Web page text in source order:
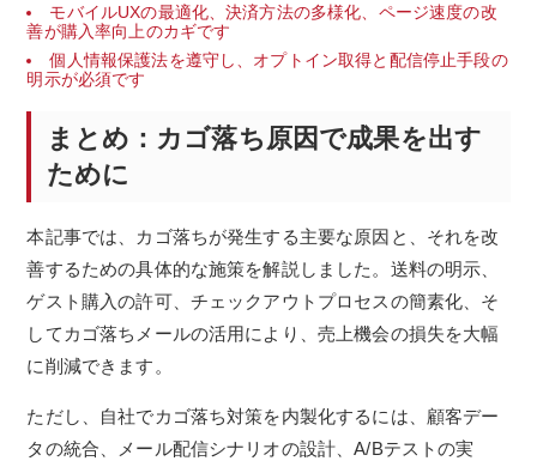
モバイルUXの最適化、決済方法の多様化、ページ速度の改
善が購入率向上のカギです
個人情報保護法を遵守し、オプトイン取得と配信停止手段の
明示が必須です
まとめ：カゴ落ち原因で成果を出す
ために
本記事では、カゴ落ちが発生する主要な原因と、それを改
善するための具体的な施策を解説しました。送料の明示、
ゲスト購入の許可、チェックアウトプロセスの簡素化、そ
してカゴ落ちメールの活用により、売上機会の損失を大幅
に削減できます。
ただし、自社でカゴ落ち対策を内製化するには、顧客デー
タの統合、メール配信シナリオの設計、A/Bテストの実